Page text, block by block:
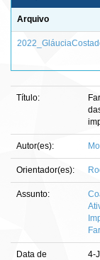
Arquivo
Título:
Autor(es):
Orientador(es):
Assunto:
Data de
4-